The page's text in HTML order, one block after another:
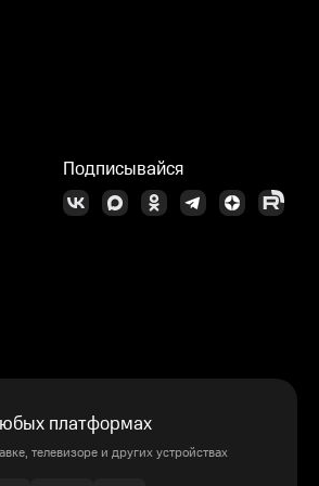
Подписывайся
платформах
телевизоре и других устройствах